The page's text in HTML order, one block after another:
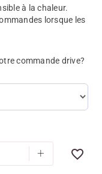
à la chaleur.
lorsque les
commande drive?
+